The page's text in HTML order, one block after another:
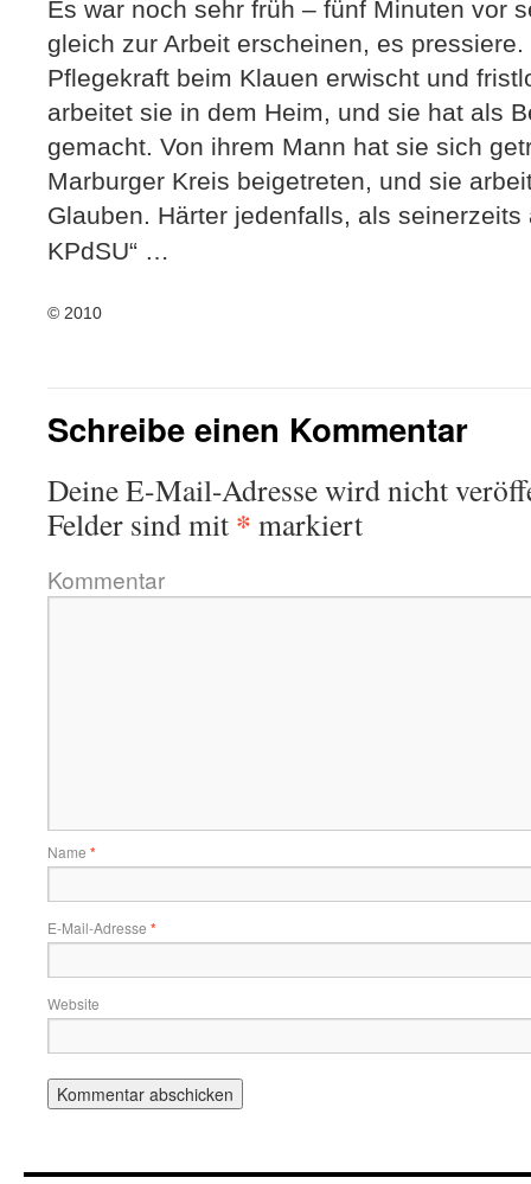
Es war noch sehr früh – fünf Minuten vor
gleich zur Arbeit erscheinen, es
Pflegekraft beim Klauen erwischt und
arbeitet sie in dem Heim, und sie hat als
gemacht. Von ihrem Mann hat sie sich
Marburger Kreis beigetreten, und sie
Glauben. Härter jedenfalls, als seinerzeits
KPdSU“ …
© 2010
Schreibe einen Kommentar
Deine E-Mail-Adresse wird nicht
Felder sind mit * markiert
Kommentar
Name *
E-Mail-Adresse *
Website